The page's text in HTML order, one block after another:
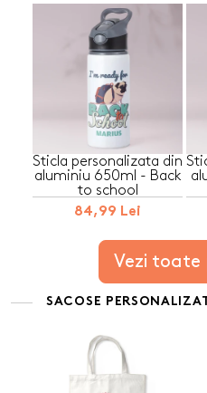
Sticla personalizata din
aluminiu 650ml - Back
to school
84,99 Lei
Vezi toate
SACOSE